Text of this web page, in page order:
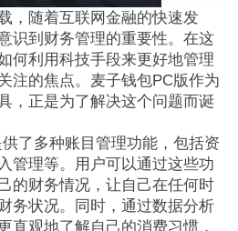
，随着互联网金融的快速发
识到财务管理的重要性。在这
何利用科技手段来更好地管理
注的焦点。麦子钱包PC版作为
，正是为了解决这个问题而诞
了多种账目管理功能，包括资
管理等。用户可以通过这些功
的财务情况，让自己在任何时
务状况。同时，通过数据分析
直观地了解自己的消费习惯，